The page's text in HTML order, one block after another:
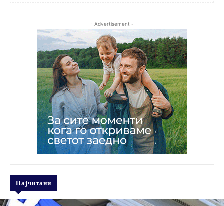
- Advertisement -
Најчитани